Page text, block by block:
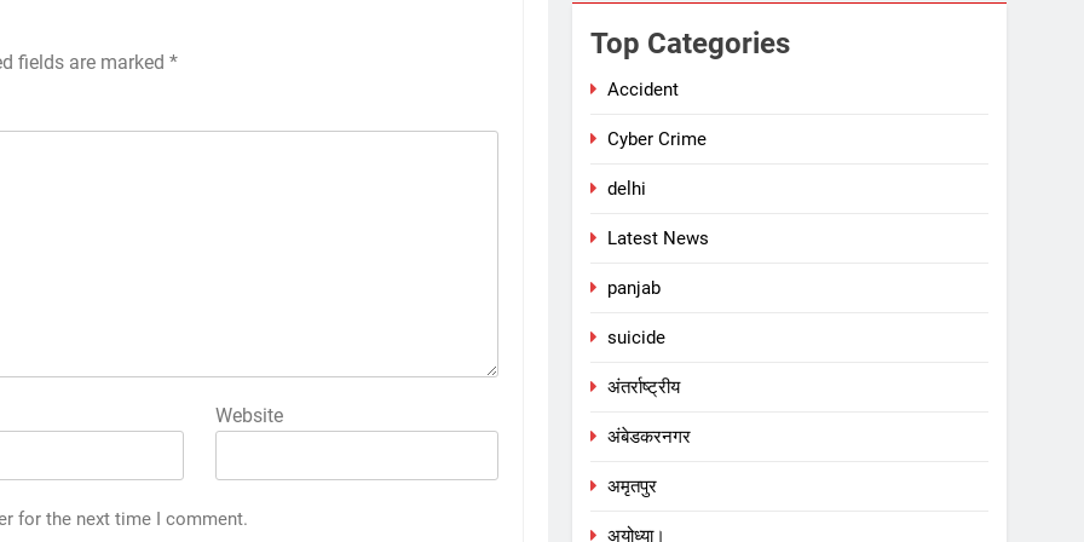
fields are marked *
Website
for the next time I comment.
Top Categories
Accident
Cyber Crime
delhi
Latest News
panjab
suicide
अंतर्राष्ट्रीय
अंबेडकरनगर
अमृतपुर
अयोध्या।